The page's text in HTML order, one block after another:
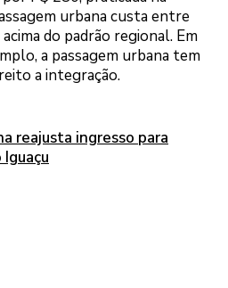
urbana custa entre
do padrão regional. Em
a passagem urbana tem
a integração.
reajusta ingresso para